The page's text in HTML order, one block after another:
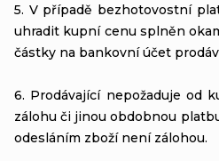
5. V případě bezhotovostní
uhradit kupní cenu splněn
částky na bankovní účet
6. Prodávající nepožaduje od
zálohu či jinou obdobnou
odesláním zboží není zálohou.